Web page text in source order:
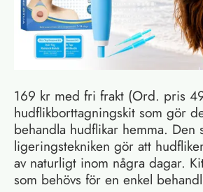
169 kr med fri frakt (Ord. pris
hudflikborttagningskit som gör
behandla hudflikar hemma. Den
ligeringstekniken gör att
av naturligt inom några dagar.
som behövs för en enkel